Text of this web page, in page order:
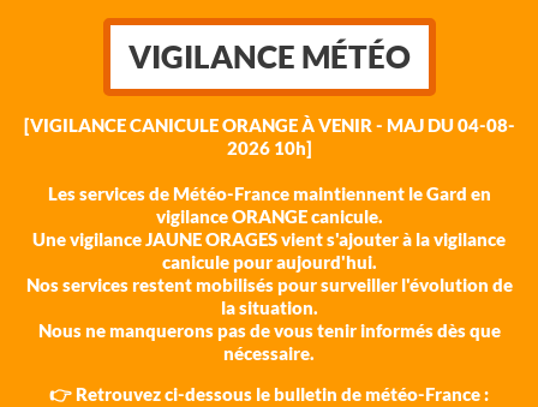
VIGILANCE MÉTÉO
[VIGILANCE CANICULE ORANGE À VENIR - MAJ DU 04-08-
2026 10h]
Les services de Météo-France maintiennent le Gard en
vigilance ORANGE canicule.
Une vigilance JAUNE ORAGES vient s'ajouter à la vigilance
canicule pour aujourd'hui.
Nos services restent mobilisés pour surveiller l'évolution de
la situation.
Nous ne manquerons pas de vous tenir informés dès que
nécessaire.
👉 Retrouvez ci-dessous le bulletin de météo-France :